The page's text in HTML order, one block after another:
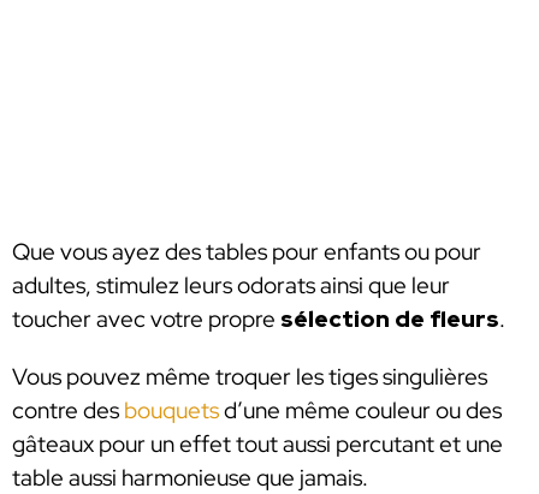
Que vous ayez des tables pour enfants ou pour
adultes, stimulez leurs odorats ainsi que leur
toucher avec votre propre sélection de fleurs.
Vous pouvez même troquer les tiges singulières
contre des bouquetsd’une même couleur ou des
gâteaux pour un effet tout aussi percutant et une
table aussi harmonieuse que jamais.